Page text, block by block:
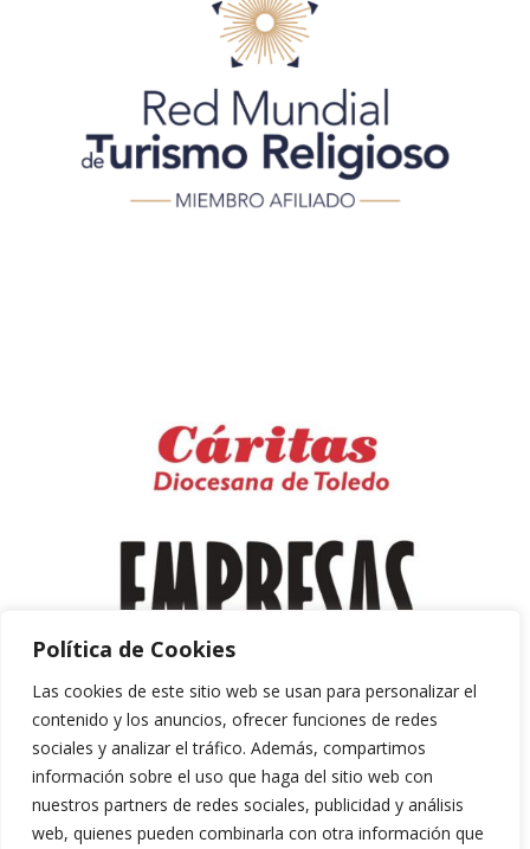
Política de Cookies
Las cookies de este sitio web se usan para personalizar el
contenido y los anuncios, ofrecer funciones de redes
sociales y analizar el tráfico. Además, compartimos
información sobre el uso que haga del sitio web con
nuestros partners de redes sociales, publicidad y análisis
web, quienes pueden combinarla con otra información que